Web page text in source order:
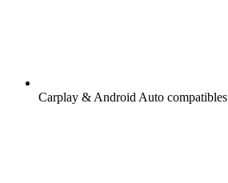
Carplay & Android Auto compatibles